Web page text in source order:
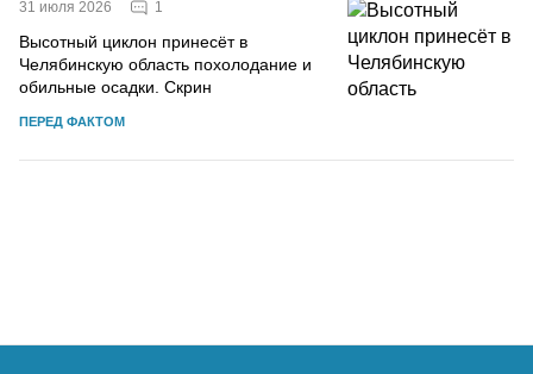
31 июля 2026 1
Высотный циклон принесёт в
Челябинскую область похолодание и
обильные осадки. Скрин
ПЕРЕД ФАКТОМ